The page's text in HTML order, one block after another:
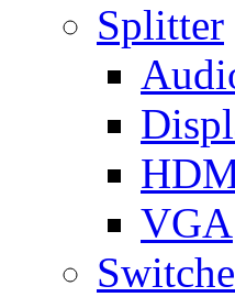
Splitter
VGA